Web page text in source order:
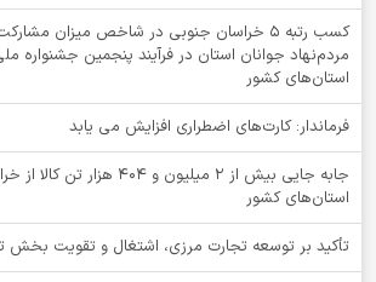
کسب رتبه ۵ خراسان جنوبی در شاخص میزان
مردم‌نهاد جوانان استان در فرآیند پنجمین جشنواره
استان‌های کشور
فرماندار: کارت‌های اضطراری افزایش می یابد
جابه جایی بیش از 2 میلیون و
استان‌های کشور
تأکید بر توسعه تجارت مرزی، اشتغال و تقویت بخش